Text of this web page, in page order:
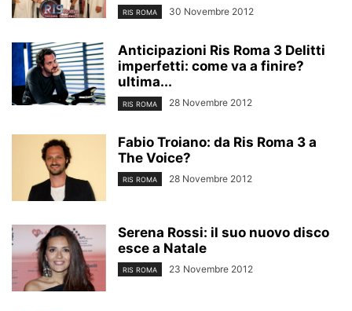
RIS ROMA 30 Novembre 2012
Anticipazioni Ris Roma 3 Delitti
imperfetti: come va a finire?
ultima...
RIS ROMA 28 Novembre 2012
Fabio Troiano: da Ris Roma 3 a
The Voice?
RIS ROMA 28 Novembre 2012
Serena Rossi: il suo nuovo disco
esce a Natale
RIS ROMA 23 Novembre 2012